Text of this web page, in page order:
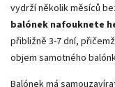
vydrží několik měsíců
balónek nafouknete
přibližně 3-7 dní,
objem samotného
Balónek má